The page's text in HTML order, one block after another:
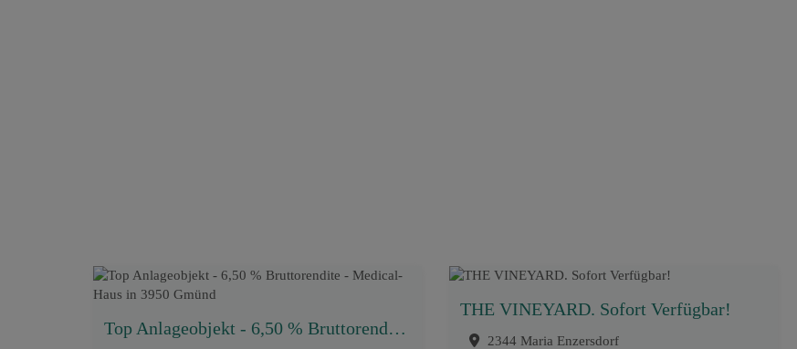
Top Anlageobjekt - 6,50 % Bruttorendite - Medical-Haus in 3950 Gmünd
THE VINEYARD. Sofort Verfügbar!
2344 Maria Enzersdorf